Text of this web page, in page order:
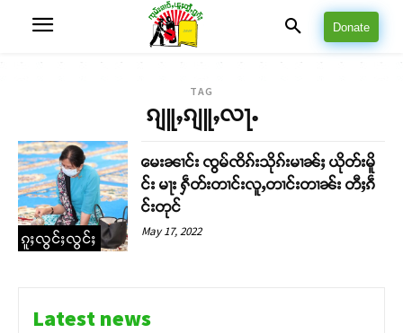
Donate
TAG
ၵျူႇၵျူႇလႃႉ
ၵူႈလွင်ႈလွင်ႈ
မေးၼၢင်း ၸွမ်ၸိၵ်းသိုၵ်းမၢၼ်ႈ ယိုတ်းမိူ
င်း မႃး ႁဵတ်းတၢင်းလူႇတၢင်းတၢၼ်း တီႈၵဵ
င်းတုင်
May 17, 2022
Latest news